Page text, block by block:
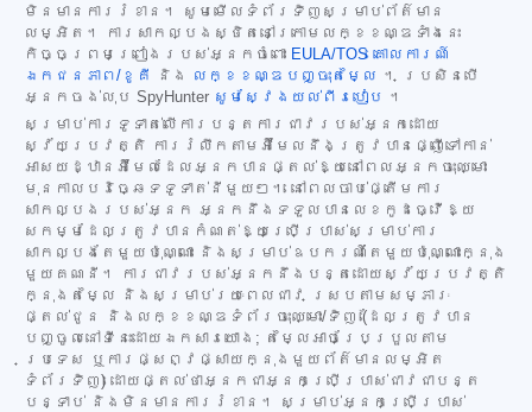
មិនមានការរំខាន។ សូមមើលទំព័រទិញសម្រាប់ព័ត៌មាន
លម្អិត។ ការសាកល្បងស្ថិតនៅក្រោមលក្ខខណ្ឌទាំងនេះ
កិច្ចព្រមព្រៀងរបស់អ្នកចំពោះ EULA/TOS គោលការណ៍
ឯកជនភាព/ខូគី
និង លក្ខខណ្ឌបញ្ចុះតម្លៃ ។ ប្រសិនបើ
អ្នកចង់លុប SpyHunter សូមស្វែងយល់ពីរបៀប ។
សម្រាប់ការទូទាត់លើការបន្តការជាវរបស់អ្នកដោយ
ស្វ័យប្រវត្តិ ការរំលឹកតាមអ៊ីមែលនឹងត្រូវបានផ្ញើទៅកាន់
អាសយដ្ឋានអ៊ីមែលដែលអ្នកបានផ្តល់ឱ្យនៅពេលអ្នកចុះឈ្មោះ
មុនកាលបរិច្ឆេទទូទាត់នីមួយៗ។ នៅពេលចាប់ផ្តើមការ
សាកល្បងរបស់អ្នក អ្នកនឹងទទួលបានលេខកូដធ្វើឱ្យ
សកម្មដែលត្រូវបានកំណត់ឱ្យប្រើប្រាស់សម្រាប់ការ
សាកល្បងតែមួយប៉ុណ្ណោះ និងសម្រាប់ឧបករណ៍តែមួយប៉ុណ្ណោះក្នុង
មួយគណនី។ ការជាវរបស់អ្នកនឹងបន្តដោយស្វ័យប្រវត្តិ
ក្នុងតម្លៃ និងសម្រាប់រយៈពេលជាវ ស្របតាមសម្ភារៈ
ផ្តល់ជូន និងលក្ខខណ្ឌទំព័រចុះឈ្មោះ/ទិញ (ដែលត្រូវបាន
បញ្ចូលនៅទីនេះដោយឯកសារយោង; តម្លៃអាចប្រែប្រួលតាម
ប្រទេស ឬការផ្សព្វផ្សាយក្នុងមួយព័ត៌មានលម្អិត
ទំព័រទិញ) ដោយផ្តល់ថាអ្នកជាអ្នកប្រើប្រាស់ជាវជាបន្ត
បន្ទាប់ និងមិនមានការរំខាន។ សម្រាប់អ្នកប្រើប្រាស់